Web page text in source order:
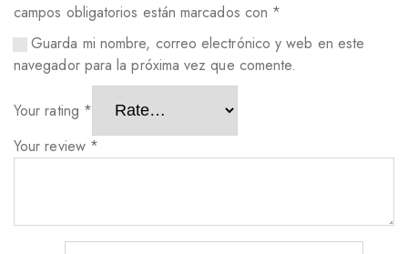
campos obligatorios están marcados con *
Guarda mi nombre, correo electrónico y web en este
navegador para la próxima vez que comente.
Your rating *
Your review *